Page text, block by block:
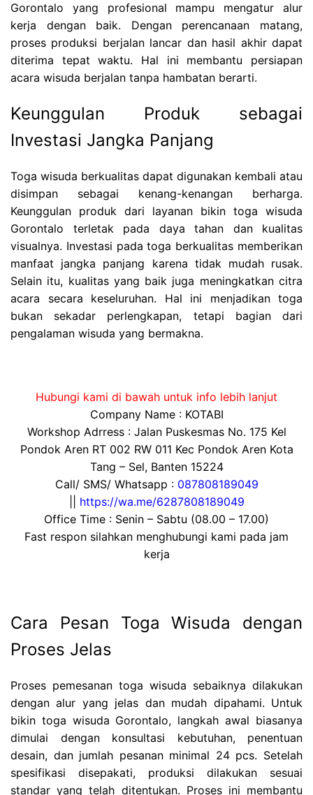
Gorontalo yang profesional mampu mengatur alur
kerja dengan baik. Dengan perencanaan matang,
proses produksi berjalan lancar dan hasil akhir dapat
diterima tepat waktu. Hal ini membantu persiapan
acara wisuda berjalan tanpa hambatan berarti.
Keunggulan Produk sebagai
Investasi Jangka Panjang
Toga wisuda berkualitas dapat digunakan kembali atau
disimpan sebagai kenang-kenangan berharga.
Keunggulan produk dari layanan bikin toga wisuda
Gorontalo terletak pada daya tahan dan kualitas
visualnya. Investasi pada toga berkualitas memberikan
manfaat jangka panjang karena tidak mudah rusak.
Selain itu, kualitas yang baik juga meningkatkan citra
acara secara keseluruhan. Hal ini menjadikan toga
bukan sekadar perlengkapan, tetapi bagian dari
pengalaman wisuda yang bermakna.
Hubungi kami di bawah untuk info lebih lanjut
Company Name : KOTABI
Workshop Adrress : Jalan Puskesmas No. 175 Kel
Pondok Aren RT 002 RW 011 Kec Pondok Aren Kota
Tang – Sel, Banten 15224
Call/ SMS/ Whatsapp : 087808189049
https://wa.me/6287808189049
Office Time : Senin – Sabtu (08.00 – 17.00)
Fast respon silahkan menghubungi kami pada jam
kerja
Cara Pesan Toga Wisuda dengan
Proses Jelas
Proses pemesanan toga wisuda sebaiknya dilakukan
dengan alur yang jelas dan mudah dipahami. Untuk
bikin toga wisuda Gorontalo, langkah awal biasanya
dimulai dengan konsultasi kebutuhan, penentuan
desain, dan jumlah pesanan minimal 24 pcs. Setelah
spesifikasi disepakati, produksi dilakukan sesuai
standar yang telah ditentukan. Proses ini membantu